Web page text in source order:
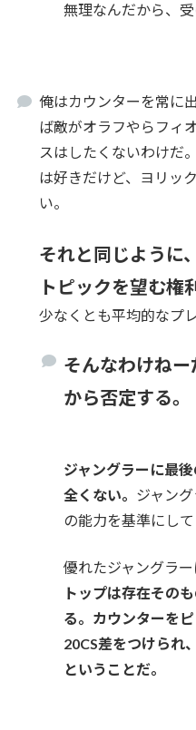
無理なんだから、受
俺はカウンターを常に
ば敵がオラフやらフィ
スはしたくないわけだ
は好きだけど、ヨリッ
い。
それと同じように
トピックを望む権
少なくとも平均的なプ
そんなわけね
から否定する。
ジャングラーに最
全くない。 ジャン
の能力を基準にし
優れたジャングラー
トップは存在その
る。カウンターを
20CS差をつけられ
ということだ。